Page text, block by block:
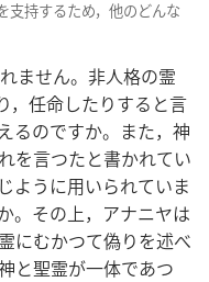
支持するため，他のどんな
ません。非人格の霊
，任命したりすると言
るのですか。また，神
を言つたと書かれてい
ように用いられていま
。その上，アナニヤは
にむかつて偽りを述べ
と聖霊が一体であつ